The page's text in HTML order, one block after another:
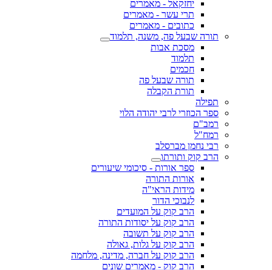
יחזקאל - מאמרים
תרי עשר - מאמרים
כתובים - מאמרים
תורה שבעל פה, משנה, תלמוד
מסכת אבות
תלמוד
חכמים
תורה שבעל פה
תורת הקבלה
תפילה
ספר הכוזרי לרבי יהודה הלוי
רמב"ם
רמח"ל
רבי נחמן מברסלב
הרב קוק ותורתו
ספר אורות - סיכומי שיעורים
אורות התורה
מידות הראי"ה
לנבוכי הדור
הרב קוק על המועדים
הרב קוק על יסודות התורה
הרב קוק על תשובה
הרב קוק על גלות, גאולה
הרב קוק על חברה, מדינה, מלחמה
הרב קוק - מאמרים שונים